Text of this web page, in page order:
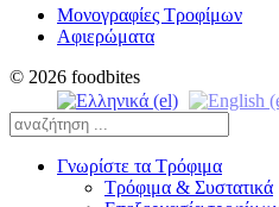
Μονογραφίες Τροφίμων
Αφιερώματα
© 2026 foodbites
Γνωρίστε τα Τρόφιμα
Τρόφιμα & Συστατικά